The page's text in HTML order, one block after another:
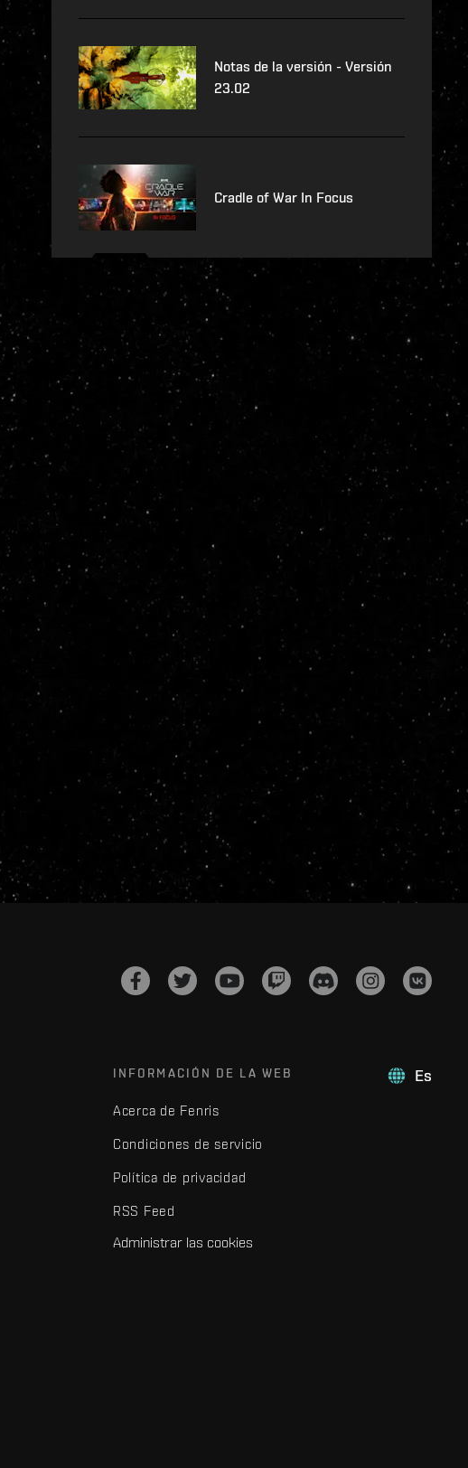
Notas de la versión - Versión
23.02
Cradle of War In Focus
Es
INFORMACIÓN DE LA WEB
Acerca de Fenris
Condiciones de servicio
Política de privacidad
RSS Feed
Administrar las cookies